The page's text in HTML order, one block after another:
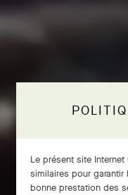
Le présent site
similaires pour
bonne prestation des